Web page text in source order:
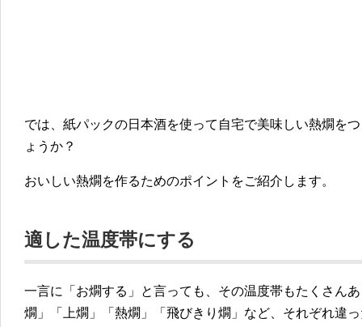
では、紙パックの日本酒を使って自宅で美味しい熱燗を
ょうか？
おいしい熱燗を作るためのポイントをご紹介します。
適した温度帯にする
一言に「お燗する」と言っても、その温度帯もたくさん
燗」「上燗」「熱燗」「飛びきり燗」など、それぞれ違